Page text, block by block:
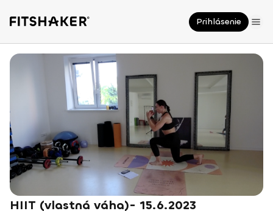
Prihlásenie
HIIT (vlastná váha)- 15.6.2023